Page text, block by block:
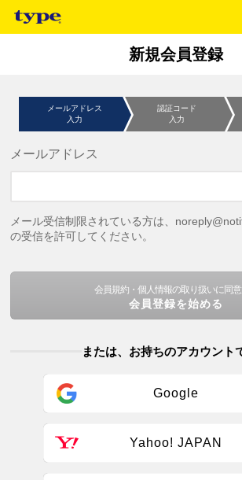
新規会員登録
メールアドレス
入力
認証コード
入力
メールアドレス
メール受信制限されている方は、
の受信を許可してください。
会員規約・個人情報の取り扱いに同
会員登録を始める
または、お持ちのアカウント
Google
Yahoo! JAPAN